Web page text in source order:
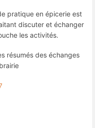
pratique en épicerie est
discuter et échanger
les activités.
résumés des échanges